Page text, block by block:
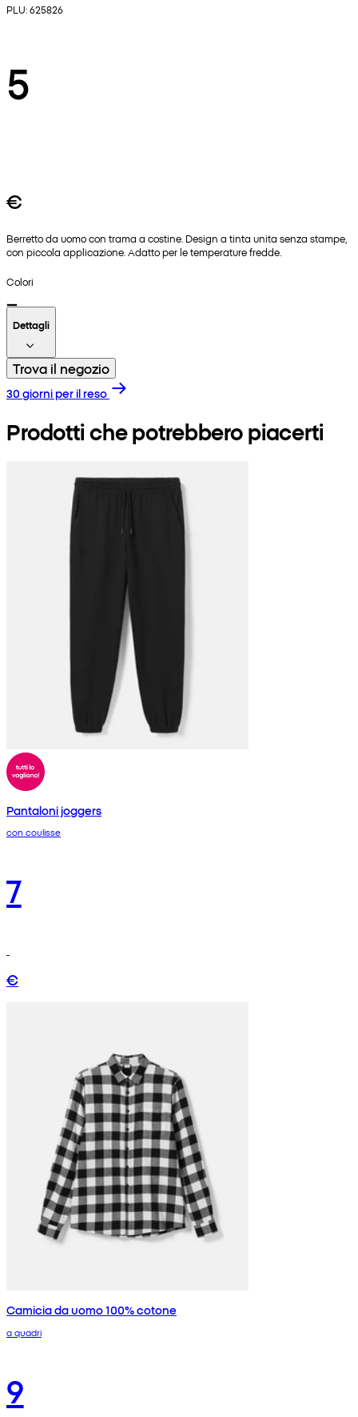
PLU: 625826
5
€
Berretto da uomo con trama a costine. Design a tinta unita senza stampe,
con piccola applicazione. Adatto per le temperature fredde.
Colori
Dettagli
Trova il negozio
30 giorni per il reso
Prodotti che potrebbero piacerti
Pantaloni joggers
con coulisse
7
€
Camicia da uomo 100% cotone
a quadri
9